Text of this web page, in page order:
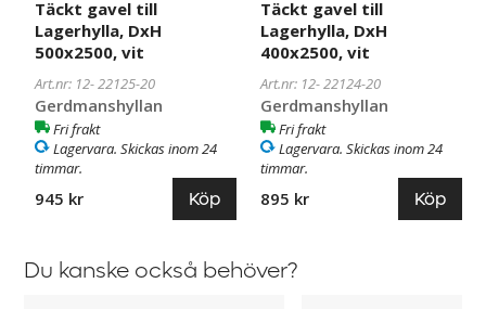
Täckt gavel till
Lagerhylla, DxH
500x2500, vit
Art.nr: 12-22125-20
Gerdmanshyllan
Fri frakt
Lagervara. Skickas inom 24
timmar.
945 kr Köp
Täckt gavel till
Lagerhylla, DxH
400x2500, vit
Art.nr: 12-22124-20
Gerdmanshyllan
Fri frakt
Lagervara. Skickas inom 24
timmar.
895 kr Köp
Du kanske också behöver?